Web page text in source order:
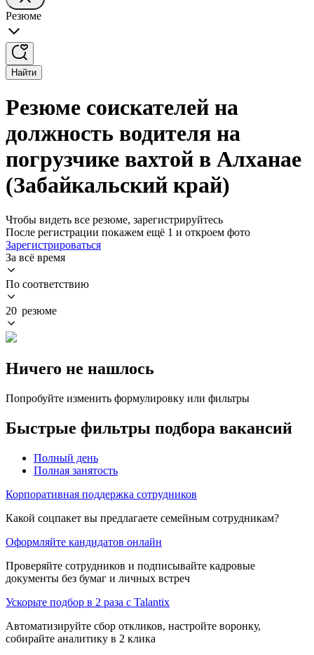
Резюме
Найти
Резюме соискателей на
должность водителя на
погрузчике вахтой в Алханае
(Забайкальский край)
Чтобы видеть все резюме, зарегистрируйтесь
После регистрации покажем ещё 1 и откроем фото
Зарегистрироваться
За всё время
По соответствию
20 резюме
Ничего не нашлось
Попробуйте изменить формулировку или фильтры
Быстрые фильтры подбора вакансий
Полный день
Полная занятость
Корпоративная поддержка сотрудников
Какой соцпакет вы предлагаете семейным сотрудникам?
Оформляйте кандидатов онлайн
Проверяйте сотрудников и подписывайте кадровые
документы без бумаг и личных встреч
Ускорьте подбор в 2 раза с Talantix
Автоматизируйте сбор откликов, настройте воронку,
собирайте аналитику в 2 клика